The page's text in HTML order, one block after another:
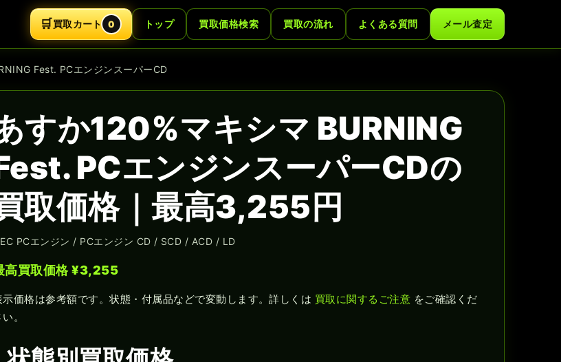
🛒買取カート 0 トップ 買取価格検索 買取の流れ よくある質問 メール査定
Fest. PCエンジンスーパーCD
すか120%マキシマ BURNING
PCエンジンスーパーCDの
取価格｜最高3,255円
PCエンジン / PCエンジン CD / SCD / ACD / LD
高買取価格 ¥3,255
示価格は参考額です。状態・付属品などで変動します。詳しくは 買取に関するご注意 をご確認くだ
。